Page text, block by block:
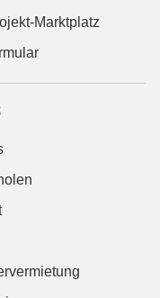
Marktplatz